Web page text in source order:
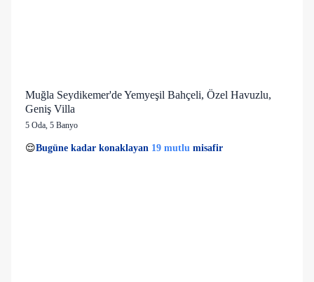
Muğla Seydikemer'de Yemyeşil Bahçeli, Özel Havuzlu,
Geniş Villa
5 Oda, 5 Banyo
👀Son 1 saatte46 kişigörüntüledi